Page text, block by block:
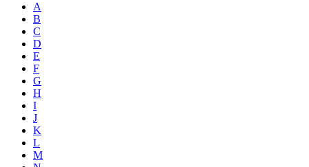
A
B
C
D
E
F
G
H
I
J
K
L
M